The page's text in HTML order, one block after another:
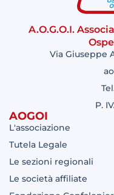
A.O.G.O.I.
Via Giuseppe
P.
AOGOI
L'associazione
Tutela Legale
Le sezioni regionali
Le società affiliate